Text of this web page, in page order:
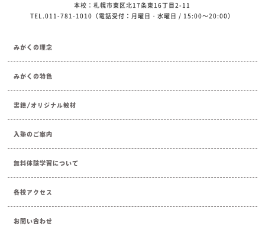
本校：札幌市東区北17条東16丁目2-11
TEL.011-781-1010（電話受付：月曜日・水曜日 / 15:00～20:00）
みがくの理念
みがくの特色
書籍/オリジナル教材
入塾のご案内
無料体験学習について
各校アクセス
お問い合わせ